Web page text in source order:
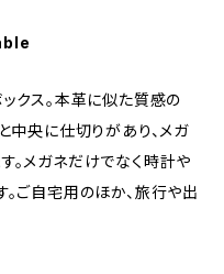
クス。本革に似た質感の
中央に仕切りがあり、メガ
。メガネだけでなく時計や
ご自宅用のほか、旅行や出